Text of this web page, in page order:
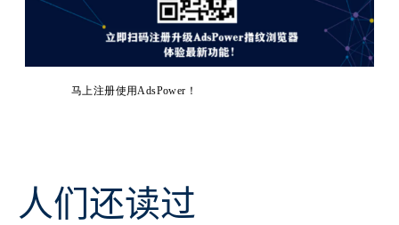
马上注册使用AdsPower！
人们还读过